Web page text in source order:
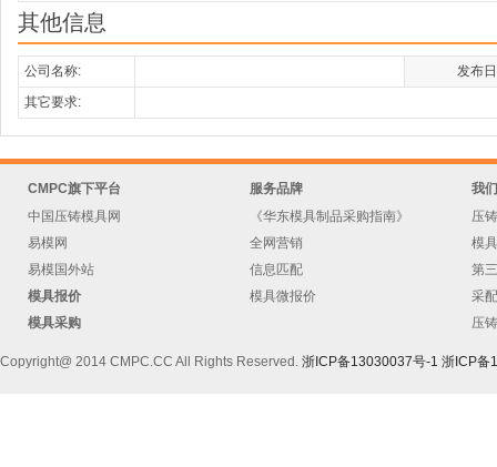
其他信息
公司名称:
发布
其它要求:
CMPC旗下平台
中国压铸模具网
易模网
易模国外站
模具报价
模具采购
服务品牌
《华东模具制品采购指南》
全网营销
信息匹配
模具微报价
我
压
模
第
采
压
Copyright@ 2014 CMPC.CC All Rights Reserved. 浙ICP备13030037号-1 浙ICP备